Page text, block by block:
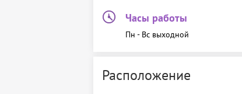
Часы работы
Пн - Вс выходной
Расположение